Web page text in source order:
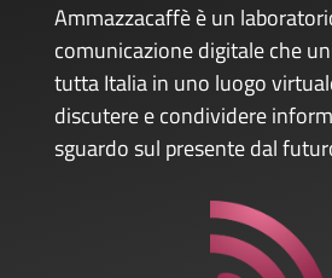
Ammazzacaffè è un
comunicazione digitale che
tutta Italia in uno luogo
discutere e condividere
sguardo sul presente dal